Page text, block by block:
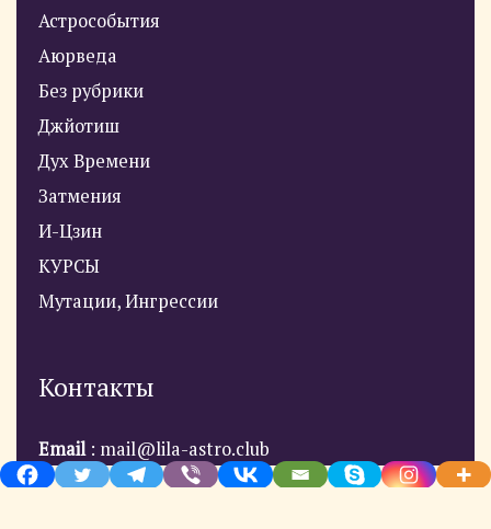
Астрособытия
Аюрведа
Без рубрики
Джйотиш
Дух Времени
Затмения
И-Цзин
КУРСЫ
Мутации, Ингрессии
Контакты
Email: mail@lila-astro.club
Phone: +380679331931